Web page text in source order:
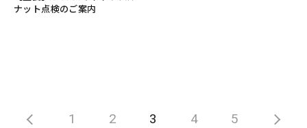
ナット点検のご案内
tool
1 2 3 4 5